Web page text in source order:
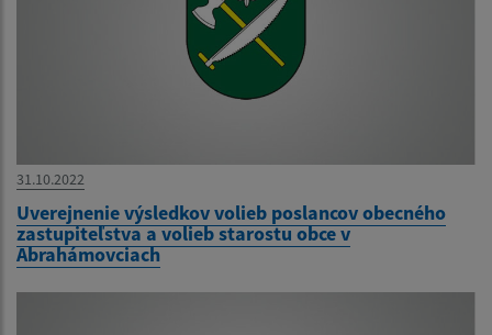
31.10.2022
Uverejnenie výsledkov volieb poslancov obecného
zastupiteľstva a volieb starostu obce v
Abrahámovciach